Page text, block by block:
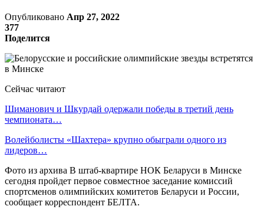
Опубликовано Апр 27, 2022
377
Поделится
Сейчас читают
Шиманович и Шкурдай одержали победы в третий день
чемпионата…
Волейболисты «Шахтера» крупно обыграли одного из
лидеров…
Фото из архива В штаб-квартире НОК Беларуси в Минске
сегодня пройдет первое совместное заседание комиссий
спортсменов олимпийских комитетов Беларуси и России,
сообщает корреспондент БЕЛТА.